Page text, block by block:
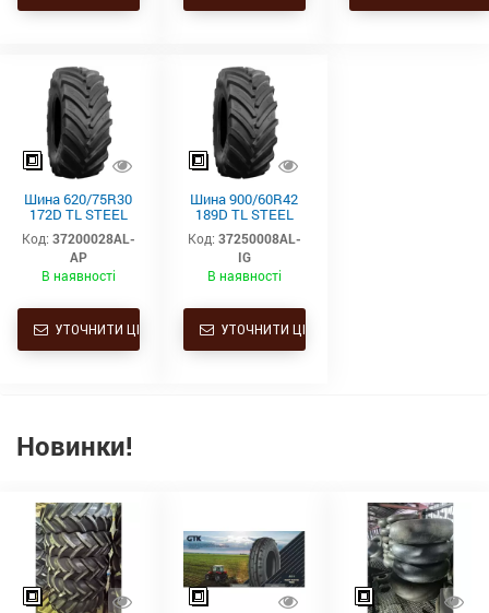
Шина 620/75R30
172D TL STEEL
BELTED(S)
STUBBLE GUARD,
VF 372 Alliance
Код: 37200028AL-
AP
В наявності
УТОЧНИТИ ЦІНУ
Шина 900/60R42
189D TL STEEL
BELTED(S)
STUBBLE GUARD,
VF 372 Alliance
Код: 37250008AL-
IG
В наявності
УТОЧНИТИ ЦІНУ
Новинки!